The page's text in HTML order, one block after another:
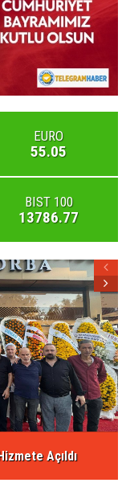
EURO
55.05
BIST 100
13786.77
Açıldı